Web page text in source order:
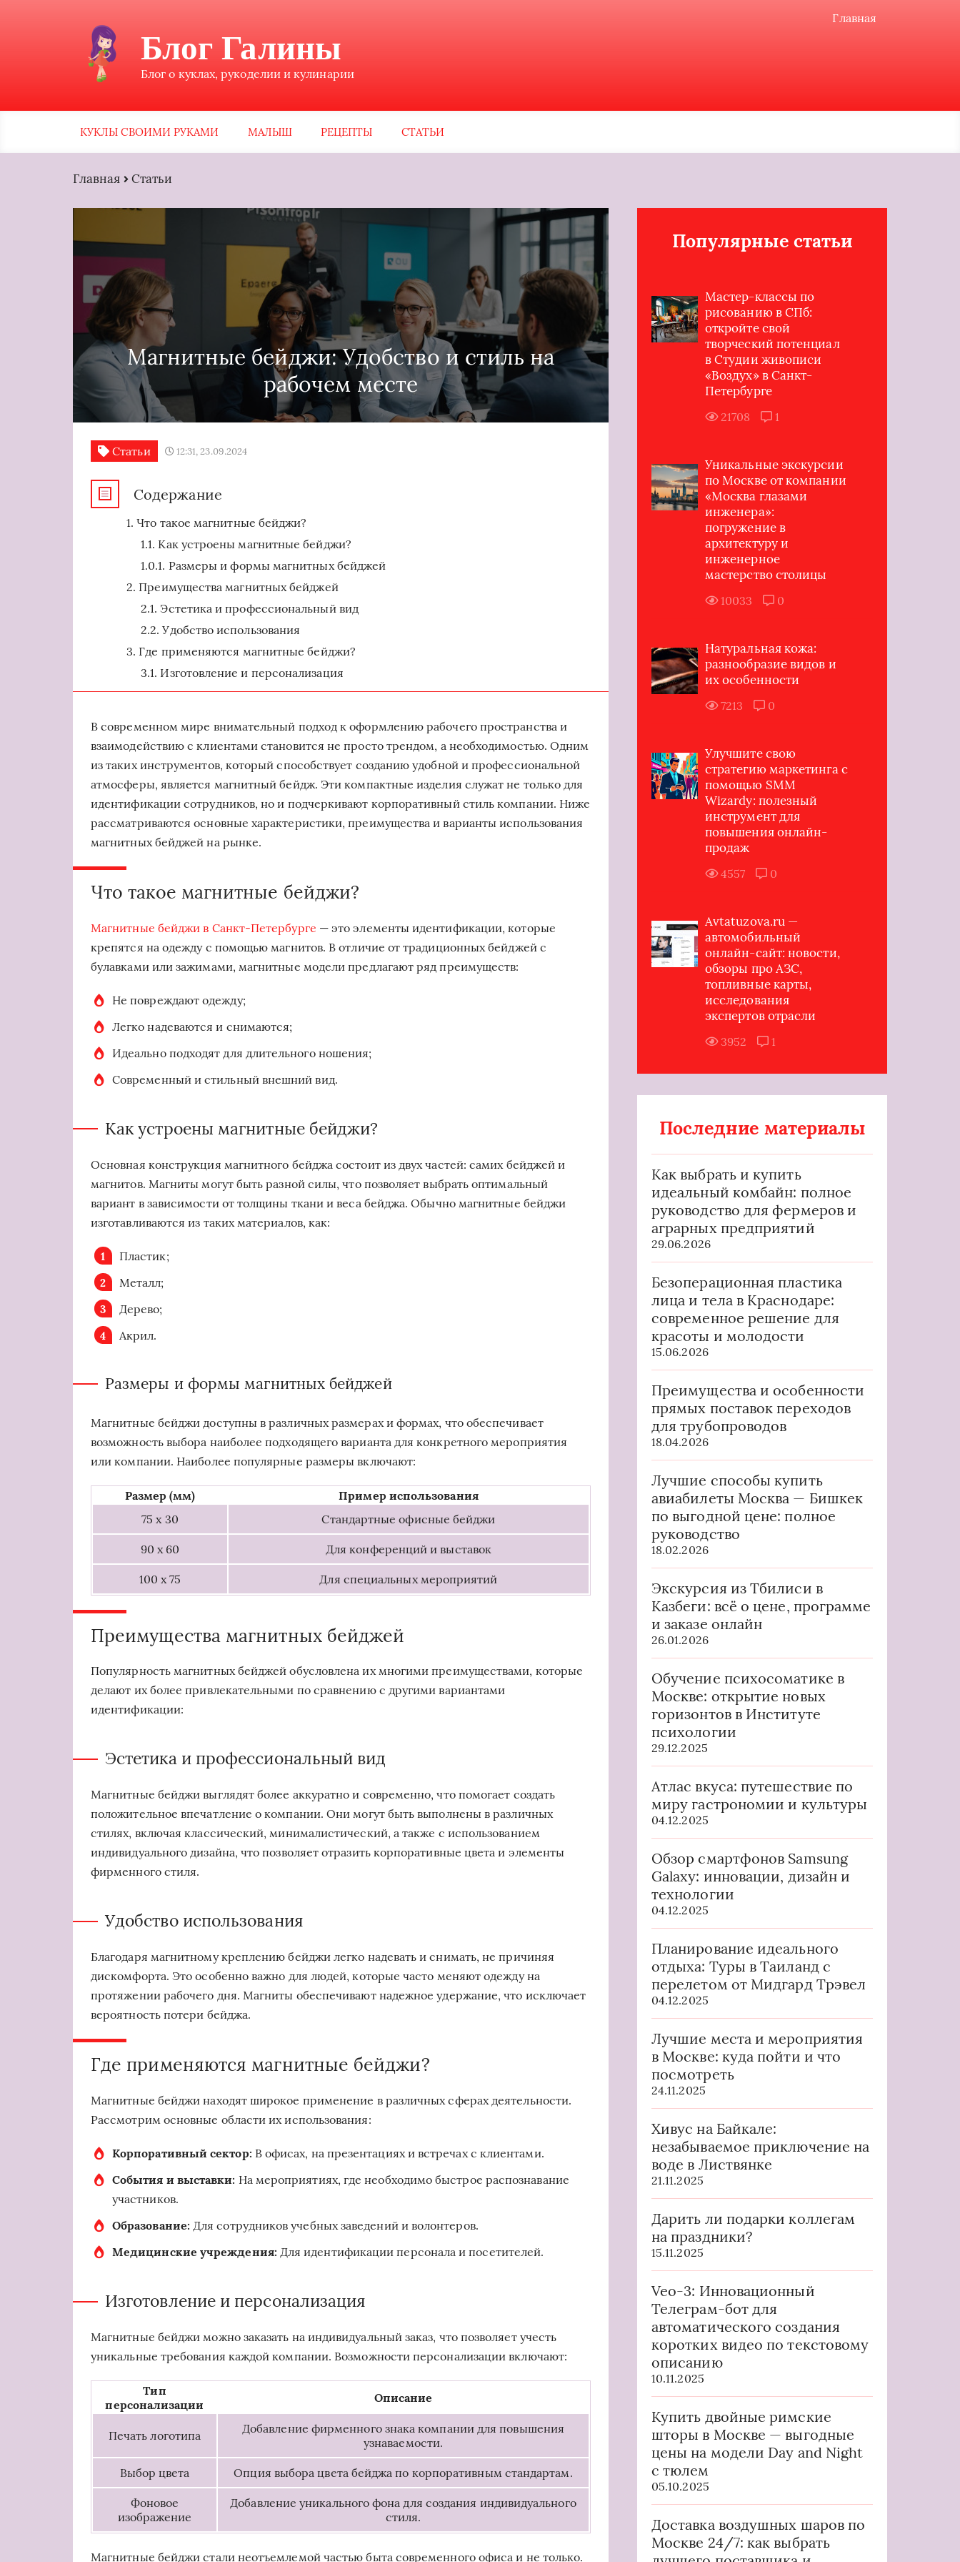
Главная
Блог Галины
Блог о куклах, рукоделии и кулинарии
КУКЛЫ СВОИМИ РУКАМИ МАЛЫШ РЕЦЕПТЫ СТАТЬИ
Главная Статьи
Магнитные бейджи: Удобство и стиль на
рабочем месте
Статьи 12:31, 23.09.2024
Содержание
Что такое магнитные бейджи?
Как устроены магнитные бейджи?
Размеры и формы магнитных бейджей
Преимущества магнитных бейджей
Эстетика и профессиональный вид
Удобство использования
Где применяются магнитные бейджи?
Изготовление и персонализация
В современном мире внимательный подход к оформлению рабочего пространства и
взаимодействию с клиентами становится не просто трендом, а необходимостью. Одним
из таких инструментов, который способствует созданию удобной и профессиональной
атмосферы, является магнитный бейдж. Эти компактные изделия служат не только для
идентификации сотрудников, но и подчеркивают корпоративный стиль компании. Ниже
рассматриваются основные характеристики, преимущества и варианты использования
магнитных бейджей на рынке.
Что такое магнитные бейджи?
Магнитные бейджи в Санкт-Петербурге — это элементы идентификации, которые
крепятся на одежду с помощью магнитов. В отличие от традиционных бейджей с
булавками или зажимами, магнитные модели предлагают ряд преимуществ:
Не повреждают одежду;
Легко надеваются и снимаются;
Идеально подходят для длительного ношения;
Современный и стильный внешний вид.
Как устроены магнитные бейджи?
Основная конструкция магнитного бейджа состоит из двух частей: самих бейджей и
магнитов. Магниты могут быть разной силы, что позволяет выбрать оптимальный
вариант в зависимости от толщины ткани и веса бейджа. Обычно магнитные бейджи
изготавливаются из таких материалов, как:
Пластик;
Металл;
Дерево;
Акрил.
Размеры и формы магнитных бейджей
Магнитные бейджи доступны в различных размерах и формах, что обеспечивает
возможность выбора наиболее подходящего варианта для конкретного мероприятия
или компании. Наиболее популярные размеры включают:
Размер (мм)
Пример использования
75 x 30
Стандартные офисные бейджи
90 x 60 Для конференций и выставок
100 x 75 Для специальных мероприятий
Преимущества магнитных бейджей
Популярность магнитных бейджей обусловлена их многими преимуществами, которые
делают их более привлекательными по сравнению с другими вариантами
идентификации:
Эстетика и профессиональный вид
Магнитные бейджи выглядят более аккуратно и современно, что помогает создать
положительное впечатление о компании. Они могут быть выполнены в различных
стилях, включая классический, минималистический, а также с использованием
индивидуального дизайна, что позволяет отразить корпоративные цвета и элементы
фирменного стиля.
Удобство использования
Благодаря магнитному креплению бейджи легко надевать и снимать, не причиняя
дискомфорта. Это особенно важно для людей, которые часто меняют одежду на
протяжении рабочего дня. Магниты обеспечивают надежное удержание, что исключает
вероятность потери бейджа.
Где применяются магнитные бейджи?
Магнитные бейджи находят широкое применение в различных сферах деятельности.
Рассмотрим основные области их использования:
Корпоративный сектор: В офисах, на презентациях и встречах с клиентами.
События и выставки: На мероприятиях, где необходимо быстрое распознавание
участников.
Образование: Для сотрудников учебных заведений и волонтеров.
Медицинские учреждения: Для идентификации персонала и посетителей.
Изготовление и персонализация
Магнитные бейджи можно заказать на индивидуальный заказ, что позволяет учесть
уникальные требования каждой компании. Возможности персонализации включают:
Тип
персонализации
Описание
Печать логотипа
Добавление фирменного знака компании для повышения
узнаваемости.
Выбор цвета Опция выбора цвета бейджа по корпоративным стандартам.
Фоновое
изображение
Добавление уникального фона для создания индивидуального
стиля.
Магнитные бейджи стали неотъемлемой частью быта современного офиса и не только.
Популярные статьи
Мастер-классы по
рисованию в СПб:
откройте свой
творческий потенциал
в Студии живописи
«Воздух» в Санкт-
Петербурге
21708 1
Уникальные экскурсии
по Москве от компании
«Москва глазами
инженера»:
погружение в
архитектуру и
инженерное
мастерство столицы
10033 0
Натуральная кожа:
разнообразие видов и
их особенности
7213 0
Улучшите свою
стратегию маркетинга с
помощью SMM
Wizardy: полезный
инструмент для
повышения онлайн-
продаж
4557 0
Avtatuzova.ru —
автомобильный
онлайн-сайт: новости,
обзоры про АЗС,
топливные карты,
исследования
экспертов отрасли
3952 1
Последние материалы
Как выбрать и купить
идеальный комбайн: полное
руководство для фермеров и
аграрных предприятий
29.06.2026
Безоперационная пластика
лица и тела в Краснодаре:
современное решение для
красоты и молодости
15.06.2026
Преимущества и особенности
прямых поставок переходов
для трубопроводов
18.04.2026
Лучшие способы купить
авиабилеты Москва — Бишкек
по выгодной цене: полное
руководство
18.02.2026
Экскурсия из Тбилиси в
Казбеги: всё о цене, программе
и заказе онлайн
26.01.2026
Обучение психосоматике в
Москве: открытие новых
горизонтов в Институте
психологии
29.12.2025
Атлас вкуса: путешествие по
миру гастрономии и культуры
04.12.2025
Обзор смартфонов Samsung
Galaxy: инновации, дизайн и
технологии
04.12.2025
Планирование идеального
отдыха: Туры в Таиланд с
перелетом от Мидгард Трэвел
04.12.2025
Лучшие места и мероприятия
в Москве: куда пойти и что
посмотреть
24.11.2025
Хивус на Байкале:
незабываемое приключение на
воде в Листвянке
21.11.2025
Дарить ли подарки коллегам
на праздники?
15.11.2025
Veo-3: Инновационный
Телеграм-бот для
автоматического создания
коротких видео по текстовому
описанию
10.11.2025
Купить двойные римские
шторы в Москве — выгодные
цены на модели Day and Night
с тюлем
05.10.2025
Доставка воздушных шаров по
Москве 24/7: как выбрать